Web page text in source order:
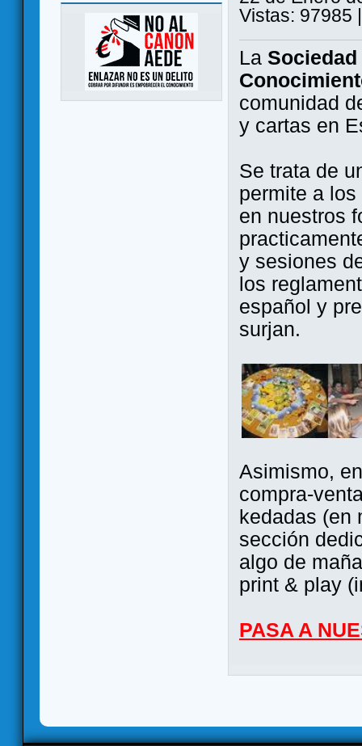
Vistas: 97985
La
comunidad
y cartas en
Se trata de
permite a
en nuestros
y sesiones
los
español y
surjan.
Asimismo,
compra-
kedadas (en
sección
algo de
print & play
PASA A